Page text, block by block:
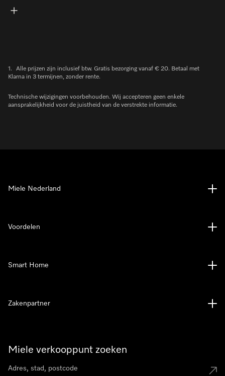
1.
Alle prijzen zijn inclusief btw. Gratis bezorging vanaf € 20. Betaal met
Klarna in 3 termijnen, zonder rente.
Technische wijzigingen voorbehouden. Wij accepteren geen enkele
aansprakelijkheid voor de juistheid van de verstrekte informatie.
Miele verkooppunt zoeken
Miele Nederland
Voordelen
Smart Home
Zakenpartner